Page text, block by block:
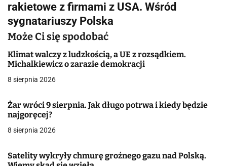
a
c
j
a
w
p
i
u
rakietowe z firmami z USA. Wśród
sygnatariuszy Polska
Może Ci się spodobać
Klimat walczy z ludzkością, a UE z rozsądkiem.
Michalkiewicz o zarazie demokracji
8 sierpnia 2026
Żar wróci 9 sierpnia. Jak długo potrwa i kiedy będzie
najgoręcej?
8 sierpnia 2026
Satelity wykryły chmurę groźnego gazu nad Polską.